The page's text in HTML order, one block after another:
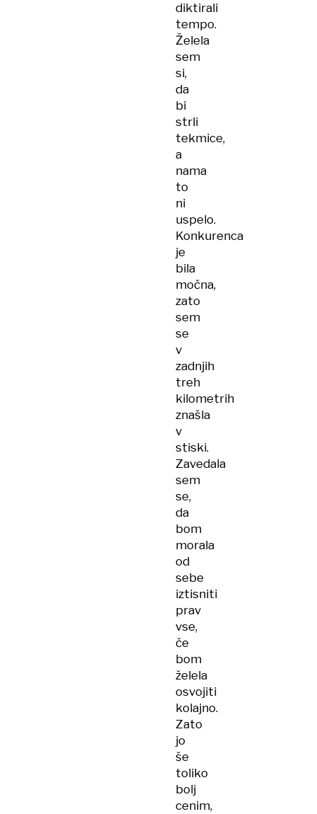
diktirali
tempo.
Želela
sem
si,
da
bi
strli
tekmice,
a
nama
to
ni
uspelo.
Konkurenca
je
bila
močna,
zato
sem
se
v
zadnjih
treh
kilometrih
znašla
v
stiski.
Zavedala
sem
se,
da
bom
morala
od
sebe
iztisniti
prav
vse,
če
bom
želela
osvojiti
kolajno.
Zato
jo
še
toliko
bolj
cenim,